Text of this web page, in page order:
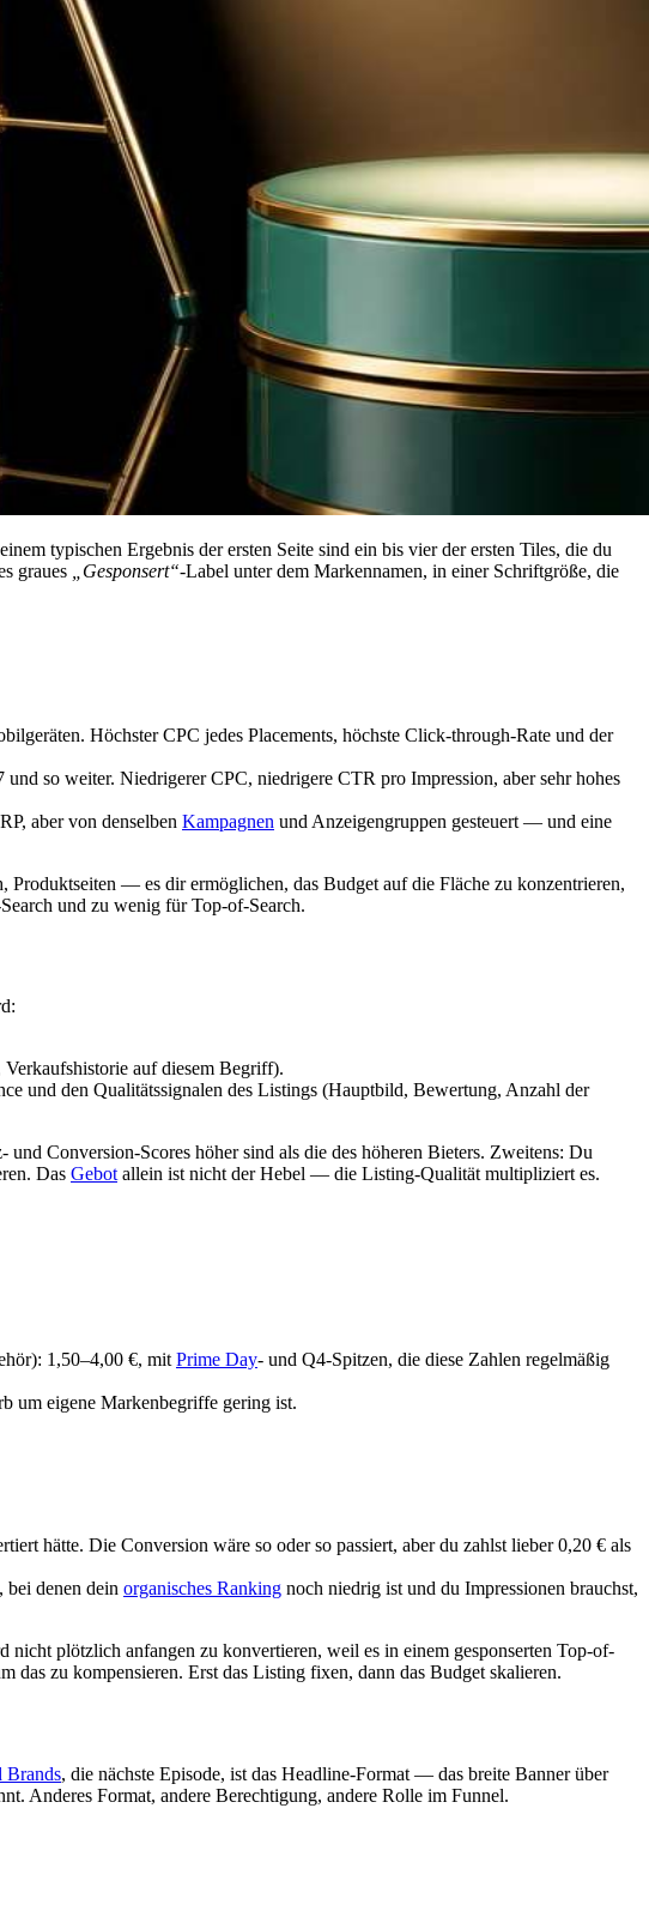
typischen Ergebnis der ersten Seite sind ein bis vier der ersten Tiles, die du
graues
„Gesponsert“-Label unter dem Markennamen, in einer Schriftgröße, die
Höchster CPC jedes Placements, höchste Click-through-Rate und der
so weiter. Niedrigerer CPC, niedrigere CTR pro Impression, aber sehr hohes
aber von denselben Kampagnen und Anzeigengruppen gesteuert — und eine
— es dir ermöglichen, das Budget auf die Fläche zu konzentrieren,
und zu wenig für Top-of-Search.
auf diesem Begriff).
und den Qualitätssignalen des Listings (Hauptbild, Bewertung, Anzahl der
und Conversion-Scores höher sind als die des höheren Bieters. Zweitens: Du
Das Gebotallein ist nicht der Hebel — die Listing-Qualität multipliziert es.
1,50–4,00 €, mit Prime Day- und Q4-Spitzen, die diese Zahlen regelmäßig
um eigene Markenbegriffe gering ist.
hätte. Die Conversion wäre so oder so passiert, aber du zahlst lieber 0,20 € als
denen dein organisches Ranking noch niedrig ist und du Impressionen brauchst,
plötzlich anfangen zu konvertieren, weil es in einem gesponserten Top-of-
zu kompensieren. Erst das Listing fixen, dann das Budget skalieren.
Brands, die nächste Episode, ist das Headline-Format — das breite Banner über
Anderes Format, andere Berechtigung, andere Rolle im Funnel.